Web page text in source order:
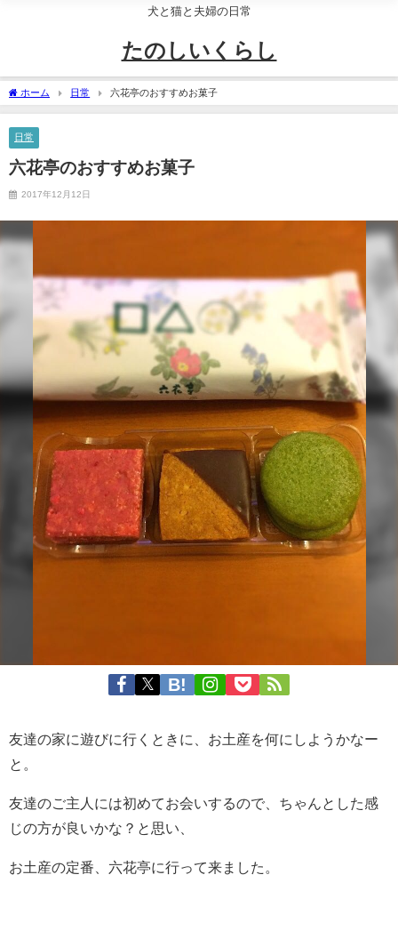
犬と猫と夫婦の日常
たのしいくらし
ホーム 日常 六花亭のおすすめお菓子
日常
六花亭のおすすめお菓子
2017年12月12日
友達の家に遊びに行くときに、お土産を何にしようかなー
と。
友達のご主人には初めてお会いするので、ちゃんとした感
じの方が良いかな？と思い、
お土産の定番、六花亭に行って来ました。